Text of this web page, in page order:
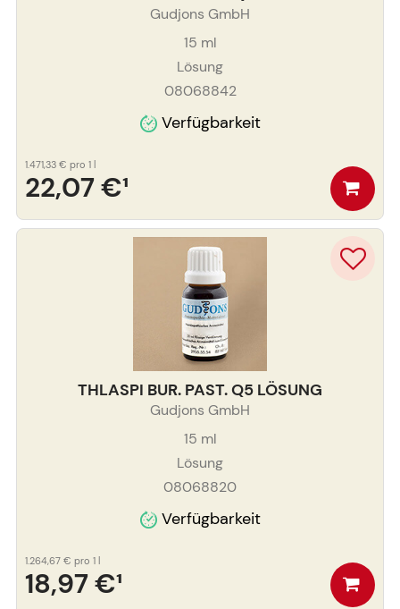
Gudjons GmbH
15 ml
Lösung
08068842
Verfügbarkeit
22,07 €¹
1.471,33 € pro 1 l
THLASPI BUR. PAST. Q5 LÖSUNG
Gudjons GmbH
15 ml
Lösung
08068820
Verfügbarkeit
18,97 €¹
1.264,67 € pro 1 l